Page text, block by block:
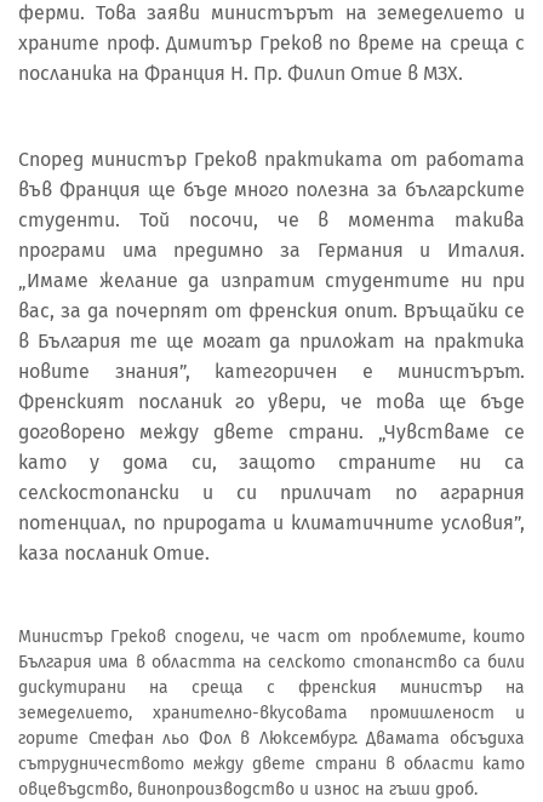
ферми. Това заяви министърът на земеделието и
храните проф. Димитър Греков по време на среща с
посланика на Франция Н. Пр. Филип Отие в МЗХ.
Според министър Греков практиката от работата
във Франция ще бъде много полезна за българските
студенти. Той посочи, че в момента такива
програми има предимно за Германия и Италия.
„Имаме желание да изпратим студентите ни при
вас, за да почерпят от френския опит. Връщайки се
в България те ще могат да приложат на практика
новите знания”, категоричен е министърът.
Френският посланик го увери, че това ще бъде
договорено между двете страни. „Чувстваме се
като у дома си, защото страните ни са
селскостопански и си приличат по аграрния
потенциал, по природата и климатичните условия”,
каза посланик Отие.
Министър Греков сподели, че част от проблемите, които
България има в областта на селското стопанство са били
дискутирани на среща с френския министър на
земеделието, хранително-вкусовата промишленост и
горите Стефан льо Фол в Люксембург. Двамата обсъдиха
сътрудничеството между двете страни в области като
овцевъдство, винопроизводство и износ на гъши дроб.